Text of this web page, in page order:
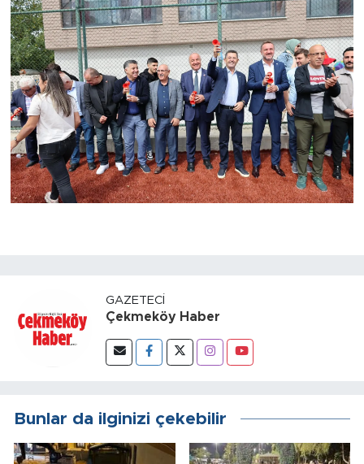
GAZETECI
Çekmeköy Haber
Bunlar da ilginizi çekebilir